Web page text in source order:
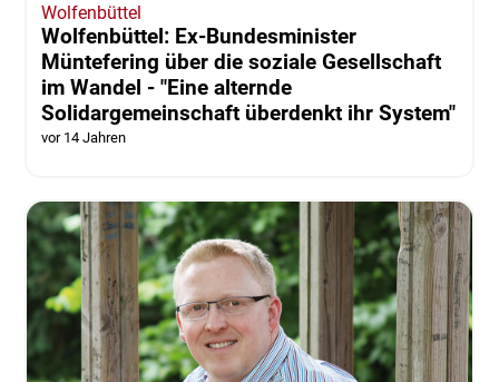
Wolfenbüttel
Wolfenbüttel: Ex-Bundesminister
Müntefering über die soziale Gesellschaft
im Wandel - "Eine alternde
Solidargemeinschaft überdenkt ihr System"
vor 14 Jahren